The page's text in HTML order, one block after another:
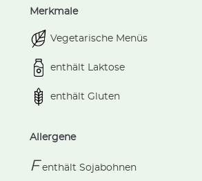
Merkmale
Vegetarische Menüs
enthält Laktose
enthält Gluten
Allergene
F enthält Sojabohnen